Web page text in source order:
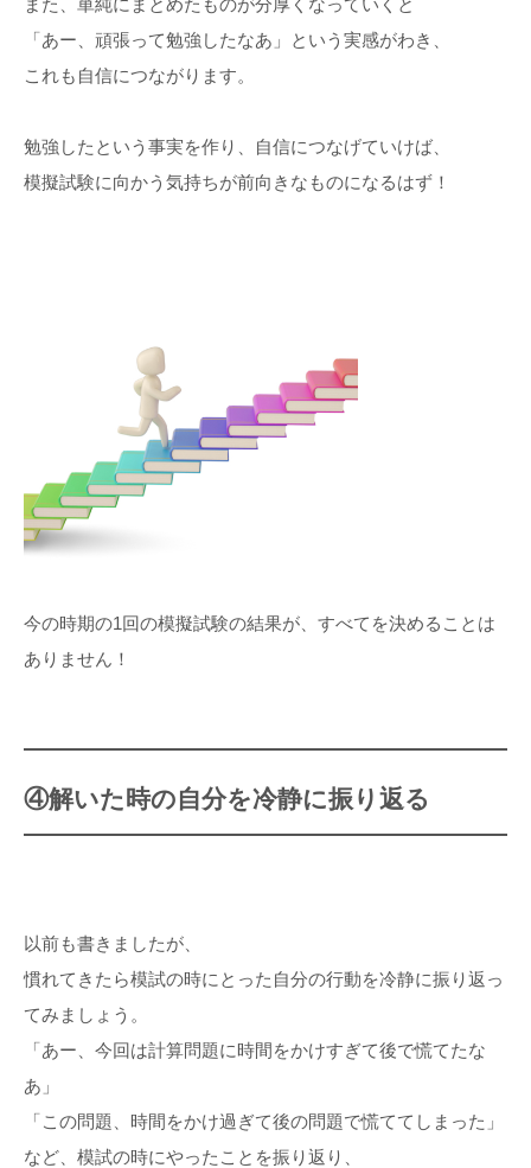
「あー、頑張って勉強したなあ」という実感がわき、
これも自信につながります。
勉強したという事実を作り、自信につなげていけば、
模擬試験に向かう気持ちが前向きなものになるはず！
今の時期の1回の模擬試験の結果が、すべてを決めることは
ありません！
④解いた時の自分を冷静に振り返る
以前も書きましたが、
慣れてきたら模試の時にとった自分の行動を冷静に振り返っ
てみましょう。
「あー、今回は計算問題に時間をかけすぎて後で慌てたな
あ」
「この問題、時間をかけ過ぎて後の問題で慌ててしまった」
など、模試の時にやったことを振り返り、